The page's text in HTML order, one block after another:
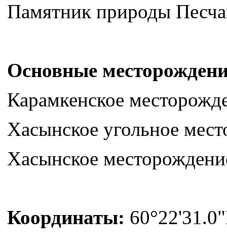
Памятник природы
Основные
Карамкенское
Хасынское угольное
Хасынское
Координаты: